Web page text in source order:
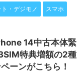
・デジモノ スマホ
14中古本体緊
特典増額の2種
ーンがこちら！